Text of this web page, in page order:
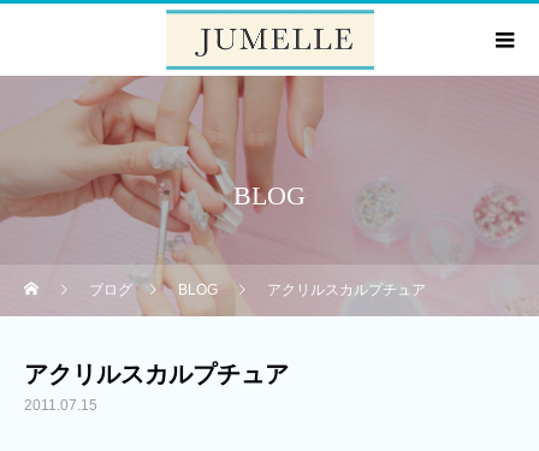
BLOG
ブログ BLOG アクリルスカルプチュア
アクリルスカルプチュア
2011.07.15